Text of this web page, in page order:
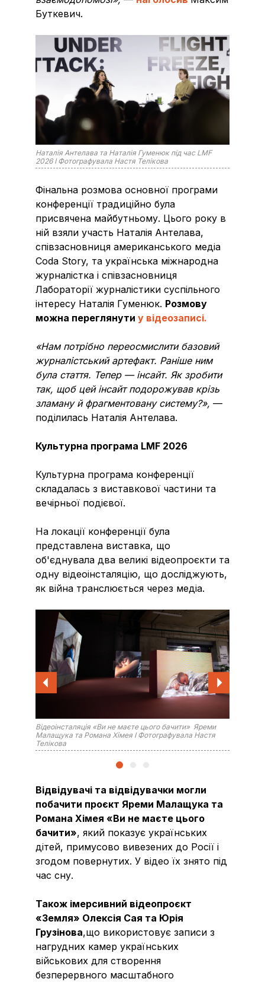
Буткевич.
Наталія Антелава та Наталія Гуменюк під час LMF
2026 I Фотографувала Настя Телікова
Фінальна розмова основної програми
конференції традиційно була
присвячена майбутньому. Цього року в
ній взяли участь Наталія Антелава,
співзасновниця американського медіа
Coda Story, та українська міжнародна
журналістка і співзасновниця
Лабораторії журналістики суспільного
інтересу Наталія Гуменюк. Розмову
можна переглянути у відеозаписі.
«Нам потрібно переосмислити базовий
журналістський артефакт. Раніше ним
була стаття. Тепер — інсайт. Як зробити
так, щоб цей інсайт подорожував крізь
зламану й фрагментовану систему?», —
поділилась Наталія Антелава.
Культурна програма LMF 2026
Культурна програма конференції
складалась з виставкової частини та
вечірньої подієвої.
На локації конференції була
представлена виставка, що
об'єднувала два великі відеопроєкти та
одну відеоінсталяцію, що досліджують,
як війна транслюється через медіа.
Відеоінсталяція «Ви не маєте цього бачити» Яреми
Малащука та Романа Хімея I Фотографувала Настя
Телікова
Відвідувачі та відвідувачки могли
побачити проєкт Яреми Малащука та
Романа Хімея «Ви не маєте цього
бачити», який показує українських
дітей, примусово вивезених до Росії і
згодом повернутих. У відео їх знято під
час сну.
Також імерсивний відеопроєкт
«Земля» Oлексія Сая та Юрія
Грузінова,що використовує записи з
нагрудних камер українських
військових для створення
безперервного масштабного